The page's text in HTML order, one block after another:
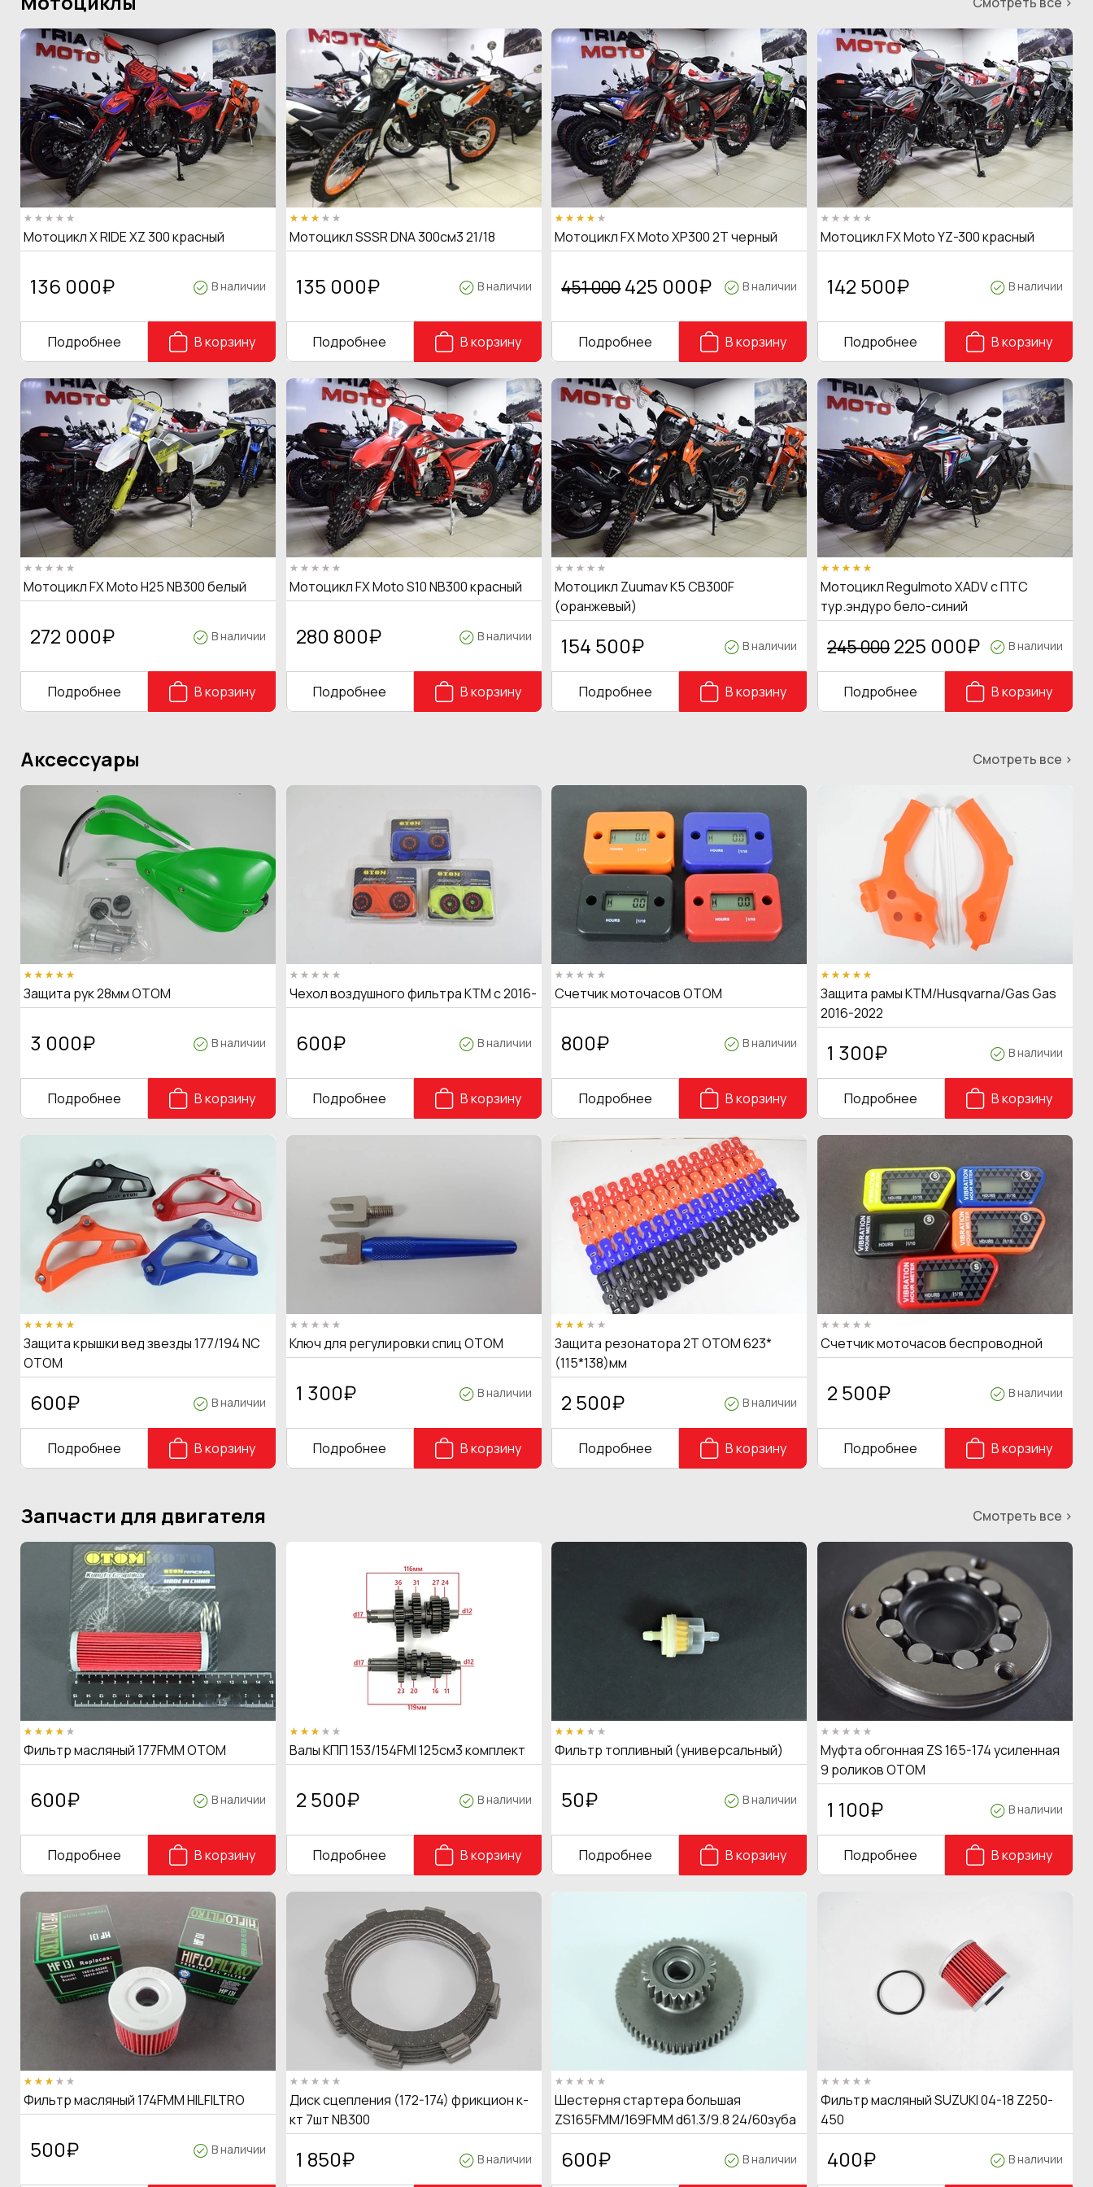
Мотоцикл X RIDE XZ 300 красный
136 000₽ В наличии
Подробнее В корзину
Мотоцикл SSSR DNA 300см3 21/18
135 000₽ В наличии
Подробнее В корзину
Мотоцикл FX Moto XP300 2T черный
451 000 425 000₽ В наличии
Подробнее В корзину
Мотоцикл FX Moto YZ-300 красный
142 500₽ В наличии
Подробнее В корзину
Мотоцикл FX Moto H25 NB300 белый
272 000₽ В наличии
Подробнее В корзину
Мотоцикл FX Moto S10 NB300 красный
280 800₽ В наличии
Подробнее В корзину
Мотоцикл Zuumav K5 CB300F
(оранжевый)
154 500₽ В наличии
Подробнее В корзину
Мотоцикл Regulmoto XADV с ПТС
тур.эндуро бело-синий
245 000 225 000₽ В наличии
Подробнее В корзину
Аксессуары Смотреть все >
Защита рук 28мм OTOM
3 000₽ В наличии
Подробнее В корзину
Чехол воздушного фильтра KTM с 2016-
600₽ В наличии
Подробнее В корзину
Счетчик моточасов OTOM
800₽ В наличии
Подробнее В корзину
Защита рамы KTM/Husqvarna/Gas Gas
2016-2022
1 300₽ В наличии
Подробнее В корзину
Защита крышки вед звезды 177/194 NC
OTOM
600₽ В наличии
Подробнее В корзину
Ключ для регулировки спиц OTOM
1 300₽ В наличии
Подробнее В корзину
Защита резонатора 2Т OTOM 623*
(115*138)мм
2 500₽ В наличии
Подробнее В корзину
Счетчик моточасов беспроводной
2 500₽ В наличии
Подробнее В корзину
Запчасти для двигателя Смотреть все >
Фильтр масляный 177FMM OTOM
600₽ В наличии
Подробнее В корзину
Валы КПП 153/154FMI 125см3 комплект
2 500₽ В наличии
Подробнее В корзину
Фильтр топливный (универсальный)
50₽ В наличии
Подробнее В корзину
Муфта обгонная ZS 165-174 усиленная
9 роликов OTOM
1 100₽ В наличии
Подробнее В корзину
Фильтр масляный 174FMM HILFILTRO
500₽ В наличии
Диск сцепления (172-174) фрикцион к-
кт 7шт NB300
1 850₽ В наличии
Шестерня стартера большая
ZS165FMM/169FMM d61.3/9.8 24/60зуба
600₽ В наличии
Фильтр масляный SUZUKI 04-18 Z250-
450
400₽ В наличии